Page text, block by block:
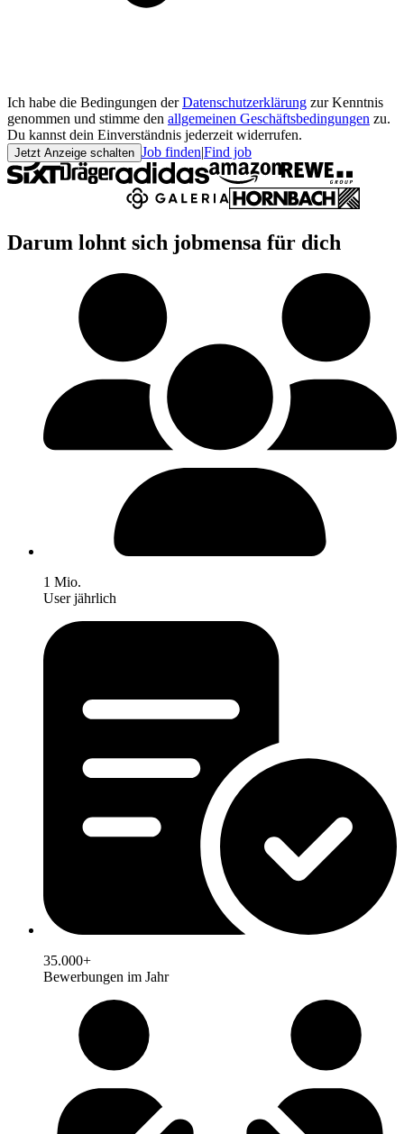
Ich habe die Bedingungen der Datenschutzerklärung zur Kenntnis
genommen und stimme den allgemeinen Geschäftsbedingungen zu.
Du kannst dein Einverständnis jederzeit widerrufen.
Jetzt Anzeige schalten Job finden|Find job
Darum lohnt sich jobmensa für dich
1 Mio.
User jährlich
35.000+
Bewerbungen im Jahr